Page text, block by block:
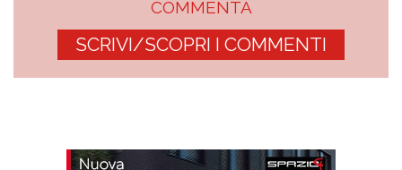
COMMENTA
SCRIVI/SCOPRI I COMMENTI